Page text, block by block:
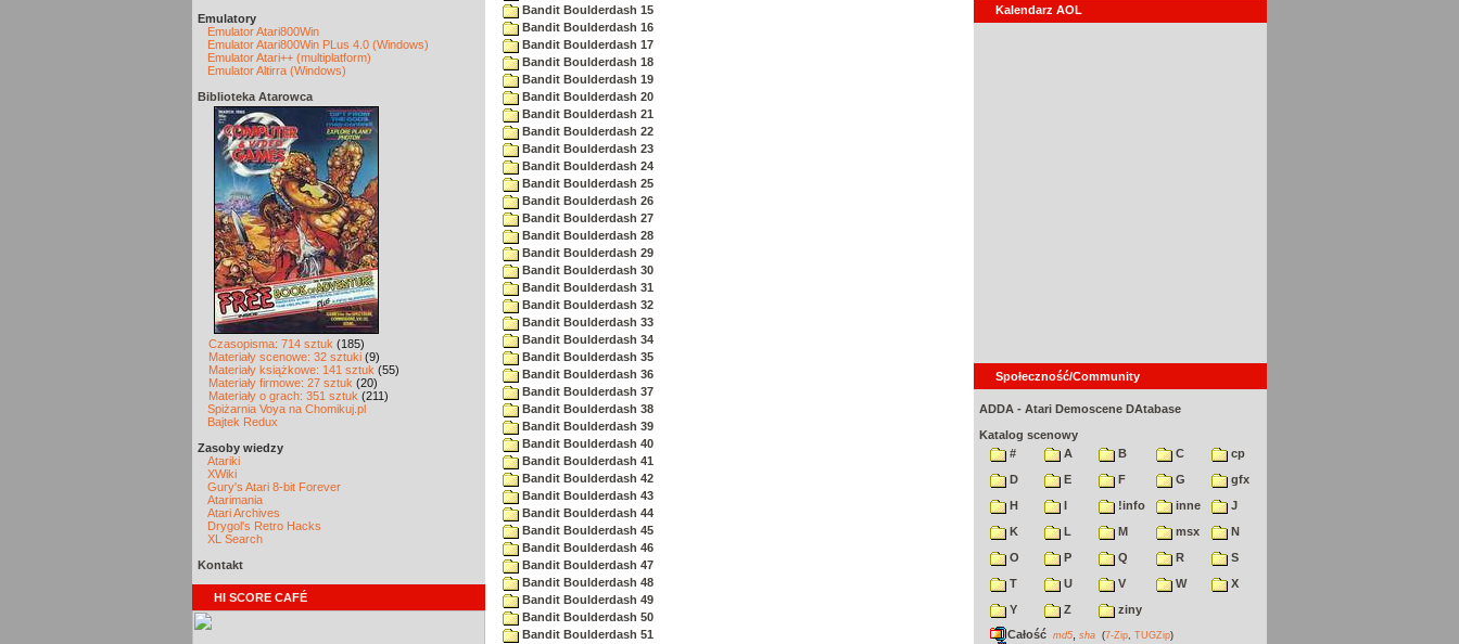
Emulatory
Emulator Atari800Win
Emulator Atari800Win PLus 4.0 (Windows)
Emulator Atari++ (multiplatform)
Emulator Altirra (Windows)
Biblioteka Atarowca
Czasopisma: 714 sztuk (185)
Materiały scenowe: 32 sztuki (9)
Materiały książkowe: 141 sztuk (55)
Materiały firmowe: 27 sztuk (20)
Materiały o grach: 351 sztuk (211)
Spiżarnia Voya na Chomikuj.pl
Bajtek Redux
Zasoby wiedzy
Atariki
XWiki
Gury's Atari 8-bit Forever
Atarimania
Atari Archives
Drygol's Retro Hacks
XL Search
Kontakt
HI SCORE CAFÉ
Bandit Boulderdash 15
Bandit Boulderdash 16
Bandit Boulderdash 17
Bandit Boulderdash 18
Bandit Boulderdash 19
Bandit Boulderdash 20
Bandit Boulderdash 21
Bandit Boulderdash 22
Bandit Boulderdash 23
Bandit Boulderdash 24
Bandit Boulderdash 25
Bandit Boulderdash 26
Bandit Boulderdash 27
Bandit Boulderdash 28
Bandit Boulderdash 29
Bandit Boulderdash 30
Bandit Boulderdash 31
Bandit Boulderdash 32
Bandit Boulderdash 33
Bandit Boulderdash 34
Bandit Boulderdash 35
Bandit Boulderdash 36
Bandit Boulderdash 37
Bandit Boulderdash 38
Bandit Boulderdash 39
Bandit Boulderdash 40
Bandit Boulderdash 41
Bandit Boulderdash 42
Bandit Boulderdash 43
Bandit Boulderdash 44
Bandit Boulderdash 45
Bandit Boulderdash 46
Bandit Boulderdash 47
Bandit Boulderdash 48
Bandit Boulderdash 49
Bandit Boulderdash 50
Bandit Boulderdash 51
Kalendarz AOL
Społeczność/Community
ADDA - Atari Demoscene DAtabase
Katalog scenowy
#
A B C
cp
D
E F G
gfx
H
I !info inne
J
K
L M msx
N
O
P Q R
S
T
U V W
X
Y
Z
ziny
Całość md5 sha (7-Zip TUGZip)